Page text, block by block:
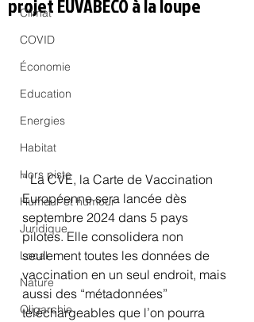
Climat
COVID
Économie
Education
Energies
Habitat
Hors piste
Humeur et humour
Juridique
Local
Nature
Oligarchie
projet EUVABECO à la loupe
“ La CVE, la Carte de Vaccination
Européenne sera lancée dès
septembre 2024 dans 5 pays
pilotes. Elle consolidera non
seulement toutes les données de
vaccination en un seul endroit, mais
aussi des “métadonnées”
téléchargeables que l’on pourra